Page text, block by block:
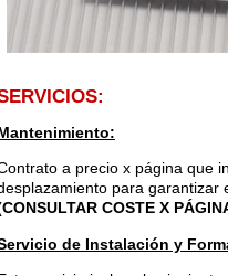
a precio x página que
para garantizar
COSTE X
de Instalación y